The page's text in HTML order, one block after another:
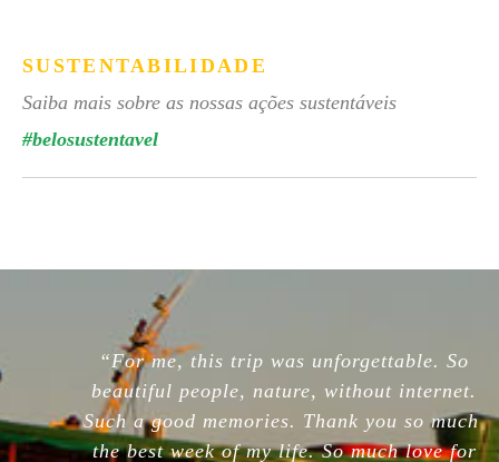
SUSTENTABILIDADE
Saiba mais sobre as nossas ações sustentáveis
#belosustentavel
“For me, this trip was unforgettable. So
beautiful people, nature, without internet.
Such a good memories. Thank you so much,
the best week of my life. So much love for